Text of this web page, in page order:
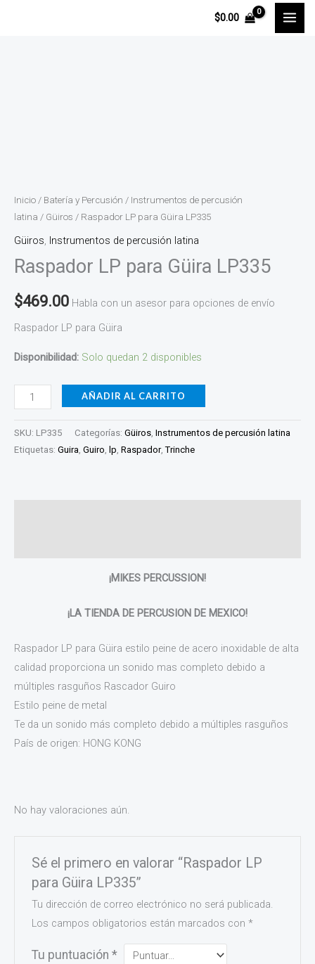
$0.00
Inicio / Batería y Percusión / Instrumentos de percusión
latina / Güiros / Raspador LP para Güira LP335
Güiros, Instrumentos de percusión latina
Raspador LP para Güira LP335
$469.00 Habla con un asesor para opciones de envío
Raspador LP para Güira
Disponibilidad: Solo quedan 2 disponibles
AÑADIR AL CARRITO
SKU: LP335 Categorías: Güiros, Instrumentos de percusión latina
Etiquetas: Guira, Guiro, lp, Raspador,Trinche
¡MIKES PERCUSSION!
¡LA TIENDA DE PERCUSION DE MEXICO!
Raspador LP para Güira estilo peine de acero inoxidable de alta
calidad proporciona un sonido mas completo debido a
múltiples rasguños Rascador Guiro
Estilo peine de metal
Te da un sonido más completo debido a múltiples rasguños
País de origen: HONG KONG
No hay valoraciones aún.
Sé el primero en valorar “Raspador LP
para Güira LP335”
Tu dirección de correo electrónico no será publicada.
Los campos obligatorios están marcados con*
Tu puntuación*